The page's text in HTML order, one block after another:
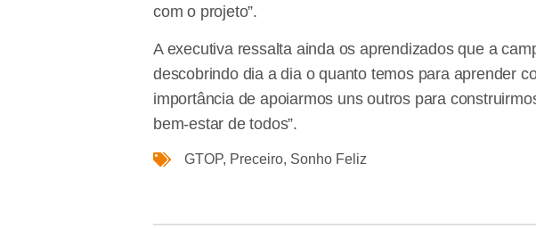
com o projeto”.
A executiva ressalta ainda os aprendizados que a
descobrindo dia a dia o quanto temos para aprender
importância de apoiarmos uns outros para
bem-estar de todos”.
GTOP, Preceiro, Sonho Feliz